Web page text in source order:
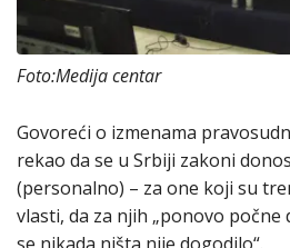
Foto:Medija centar
Govoreći o izmenama
rekao da se u Srbiji zakoni
(personalno) – za one koji su
vlasti, da za njih „ponovo počne